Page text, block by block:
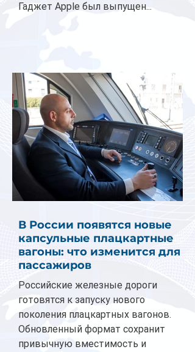
Гаджет Apple был выпущен...
В России появятся новые
капсульные плацкартные
вагоны: что изменится для
пассажиров
Российские железные дороги
готовятся к запуску нового
поколения плацкартных вагонов.
Обновленный формат сохранит
привычную вместимость и